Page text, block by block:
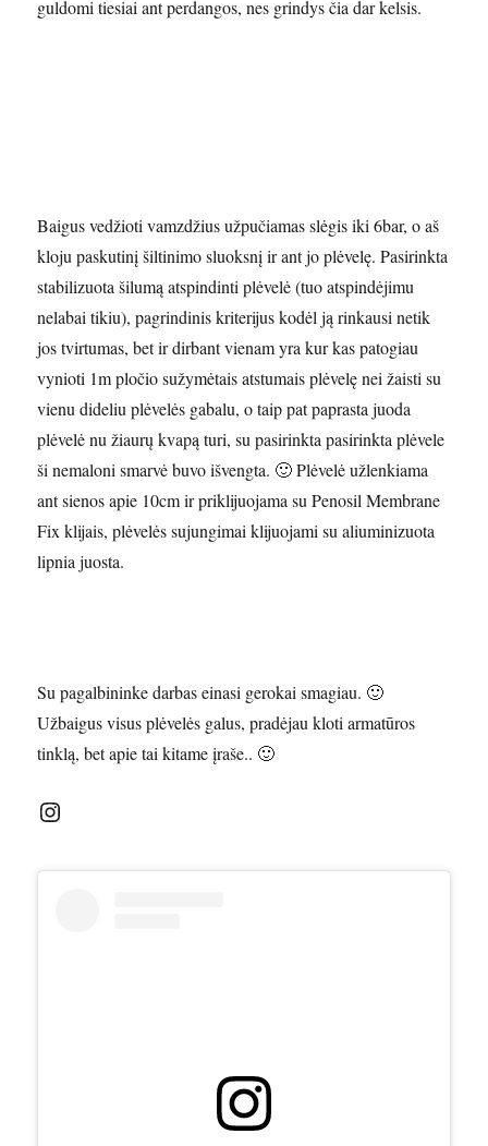
guldomi tiesiai ant perdangos, nes grindys čia dar kelsis.
Baigus vedžioti vamzdžius užpučiamas slėgis iki 6bar, o aš
kloju paskutinį šiltinimo sluoksnį ir ant jo plėvelę. Pasirinkta
stabilizuota šilumą atspindinti plėvelė (tuo atspindėjimu
nelabai tikiu), pagrindinis kriterijus kodėl ją rinkausi netik
jos tvirtumas, bet ir dirbant vienam yra kur kas patogiau
vynioti 1m pločio sužymėtais atstumais plėvelę nei žaisti su
vienu dideliu plėvelės gabalu, o taip pat paprasta juoda
plėvelė nu žiaurų kvapą turi, su pasirinkta pasirinkta plėvele
ši nemaloni smarvė buvo išvengta. 🙂 Plėvelė užlenkiama
ant sienos apie 10cm ir priklijuojama su Penosil Membrane
Fix klijais, plėvelės sujungimai klijuojami su aliuminizuota
lipnia juosta.
Su pagalbininke darbas einasi gerokai smagiau. 🙂
Užbaigus visus plėvelės galus, pradėjau kloti armatūros
tinklą, bet apie tai kitame įraše.. 🙂
Instagram